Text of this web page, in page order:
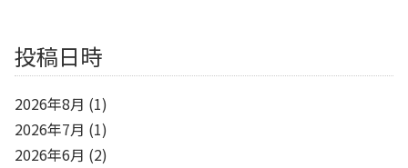
投稿日時
2026年8月 (1)
2026年7月 (1)
2026年6月 (2)